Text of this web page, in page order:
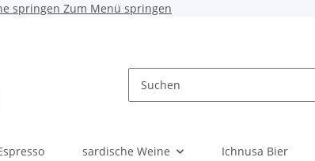
springen Zum Menü springen
sardische Weine Ichnusa Bier